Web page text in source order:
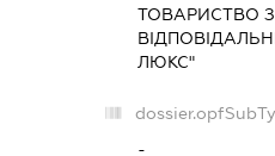
ТОВАРИСТВО
ЛЮКС"
-